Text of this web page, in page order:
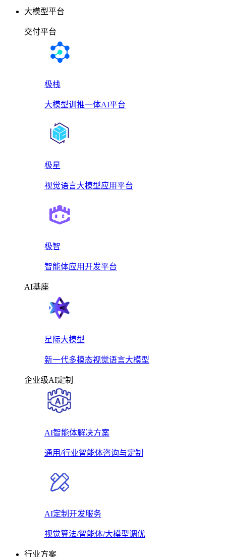
大模型平台
交付平台
极栈
大模型训推一体AI平台
极星
视觉语言大模型应用平台
极智
智能体应用开发平台
AI基座
星际大模型
新一代多模态视觉语言大模型
企业级AI定制
AI智能体解决方案
通用/行业智能体咨询与定制
AI定制开发服务
视觉算法/智能体/大模型调优
行业方案